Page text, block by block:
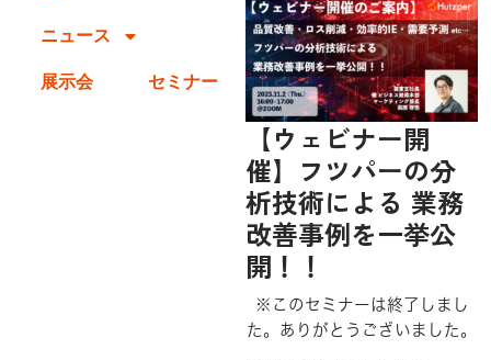
ニュース
展示会 セミナー
【ウェビナー開
催】フツパーの分
析技術による 業務
改善事例を一挙公
開！！
※このセミナーは終了しまし
た。ありがとうございました。